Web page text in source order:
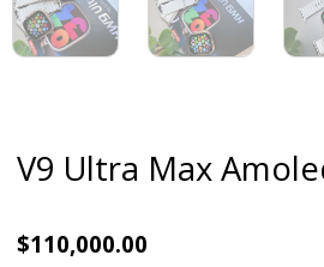
V9 Ultra Max
$110,000.00